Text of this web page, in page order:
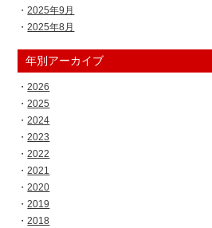
2025年9月
2025年8月
年別アーカイブ
2026
2025
2024
2023
2022
2021
2020
2019
2018